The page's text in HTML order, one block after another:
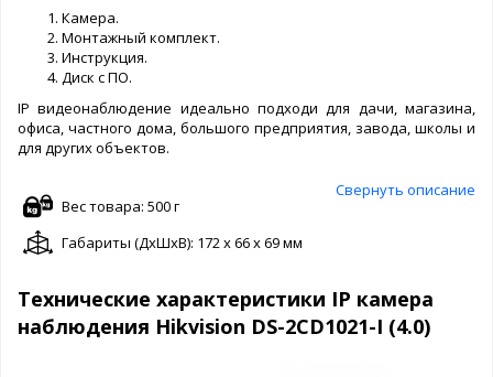
Камера.
Монтажный комплект.
Инструкция.
Диск с ПО.
IP видеонаблюдение идеально подходи для дачи, магазина,
офиса, частного дома, большого предприятия, завода, школы и
для других объектов.
Свернуть описание
Вес товара: 500 г
Габариты (ДxШxВ): 172 x 66 x 69 мм
Технические характеристики IP камера
наблюдения Hikvision DS-2CD1021-I (4.0)